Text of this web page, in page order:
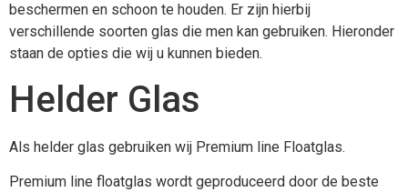
beschermen en schoon te houden. Er zijn hierbij
verschillende soorten glas die men kan gebruiken. Hieronder
staan de opties die wij u kunnen bieden.
Helder Glas
Als helder glas gebruiken wij Premium line Floatglas.
Premium line floatglas wordt geproduceerd door de beste